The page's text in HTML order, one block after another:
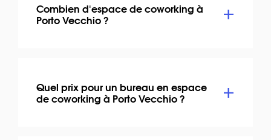
Combien d'espace de coworking à
Porto Vecchio ?
Quel prix pour un bureau en espace
de coworking à Porto Vecchio ?